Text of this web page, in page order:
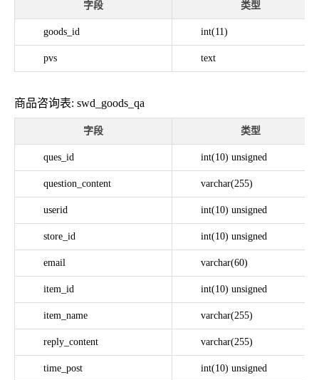
字段 类型
goods_id int(11)
pvs text
商品咨询表: swd_goods_qa
字段 类型
ques_id int(10) unsigned
question_content varchar(255)
userid int(10) unsigned
store_id int(10) unsigned
email varchar(60)
item_id int(10) unsigned
item_name varchar(255)
reply_content varchar(255)
time_post int(10) unsigned